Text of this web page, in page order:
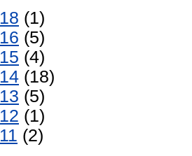
(1)
(5)
(4)
(18)
(5)
(1)
(2)